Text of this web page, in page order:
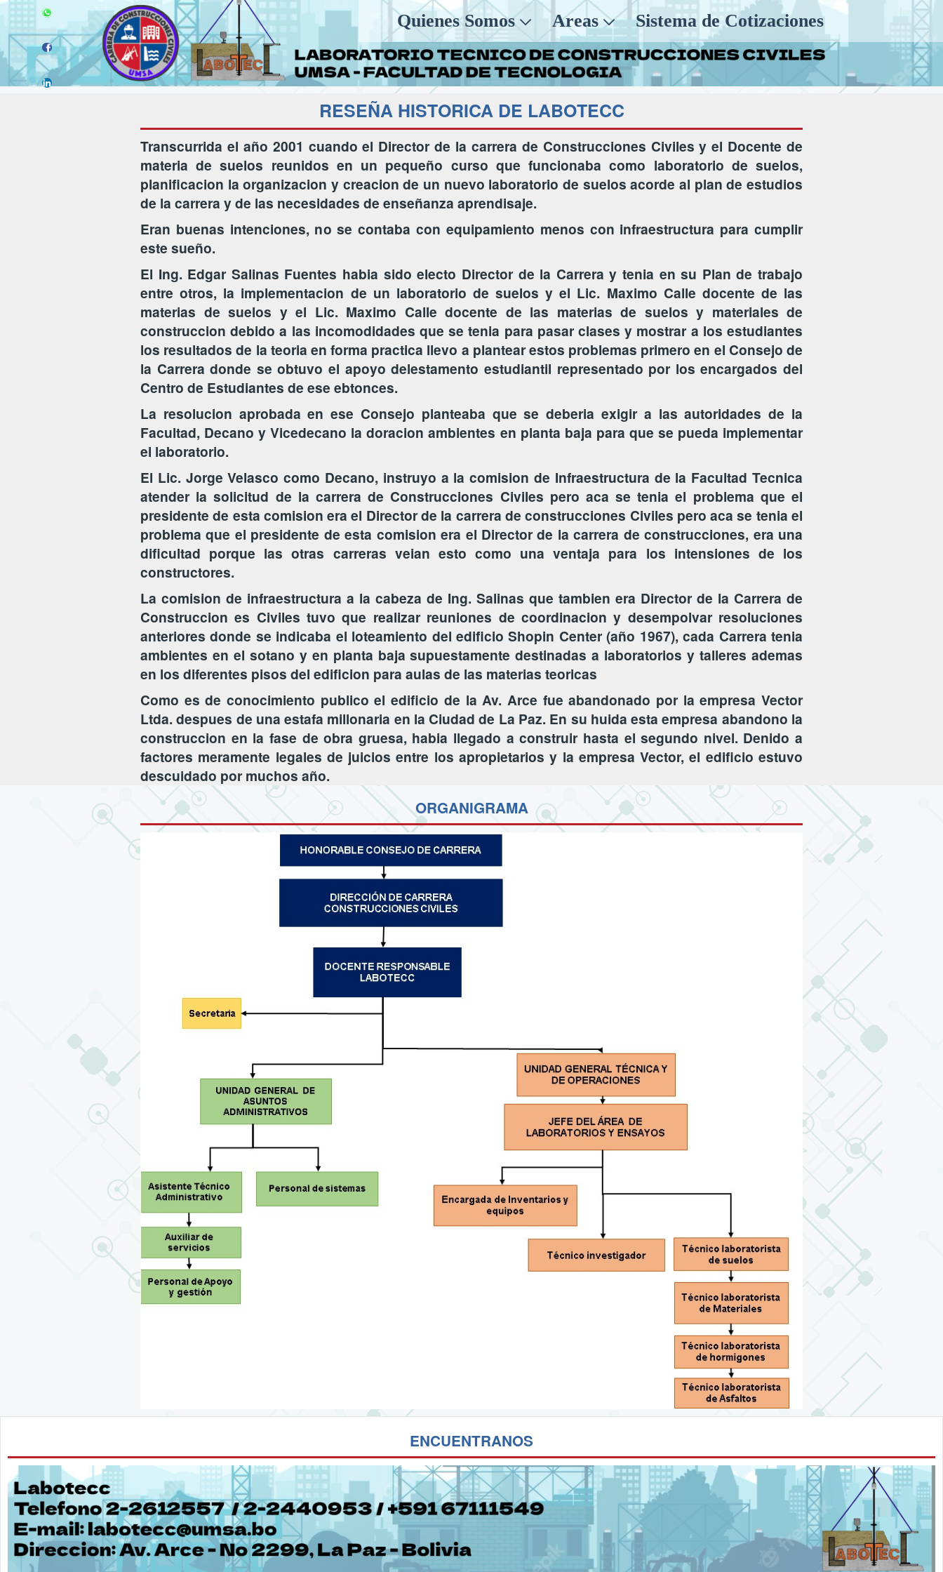
Quienes Somos Areas Sistema de Cotizaciones
RESEÑA HISTORICA DE LABOTECC
Transcurrida el año 2001 cuando el Director de la carrera de Construcciones Civiles y el Docente de
materia de suelos reunidos en un pequeño curso que funcionaba como laboratorio de suelos,
planificacion la organizacion y creacion de un nuevo laboratorio de suelos acorde al plan de estudios
de la carrera y de las necesidades de enseñanza aprendisaje.
Eran buenas intenciones, no se contaba con equipamiento menos con infraestructura para cumplir
este sueño.
El Ing. Edgar Salinas Fuentes habia sido electo Director de la Carrera y tenia en su Plan de trabajo
entre otros, la implementacion de un laboratorio de suelos y el Lic. Maximo Calle docente de las
materias de suelos y el Lic. Maximo Calle docente de las materias de suelos y materiales de
construccion debido a las incomodidades que se tenia para pasar clases y mostrar a los estudiantes
los resultados de la teoria en forma practica llevo a plantear estos problemas primero en el Consejo de
la Carrera donde se obtuvo el apoyo delestamento estudiantil representado por los encargados del
Centro de Estudiantes de ese ebtonces.
La resolucion aprobada en ese Consejo planteaba que se deberia exigir a las autoridades de la
Facultad, Decano y Vicedecano la doracion ambientes en planta baja para que se pueda implementar
el laboratorio.
El Lic. Jorge Velasco como Decano, instruyo a la comision de Infraestructura de la Facultad Tecnica
atender la solicitud de la carrera de Construcciones Civiles pero aca se tenia el problema que el
presidente de esta comision era el Director de la carrera de construcciones Civiles pero aca se tenia el
problema que el presidente de esta comision era el Director de la carrera de construcciones, era una
dificultad porque las otras carreras veian esto como una ventaja para los intensiones de los
constructores.
La comision de infraestructura a la cabeza de Ing. Salinas que tambien era Director de la Carrera de
Construccion es Civiles tuvo que realizar reuniones de coordinacion y desempolvar resoluciones
anteriores donde se indicaba el loteamiento del edificio Shopin Center (año 1967), cada Carrera tenia
ambientes en el sotano y en planta baja supuestamente destinadas a laboratorios y talleres ademas
en los diferentes pisos del edificion para aulas de las materias teoricas
Como es de conocimiento publico el edificio de la Av. Arce fue abandonado por la empresa Vector
Ltda. despues de una estafa millonaria en la Ciudad de La Paz. En su huida esta empresa abandono la
construccion en la fase de obra gruesa, habia llegado a construir hasta el segundo nivel. Denido a
factores meramente legales de juicios entre los apropietarios y la empresa Vector, el edificio estuvo
descuidado por muchos año.
ORGANIGRAMA
ENCUENTRANOS